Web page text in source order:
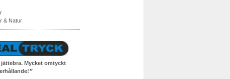
& Natur
Mycket omtyckt